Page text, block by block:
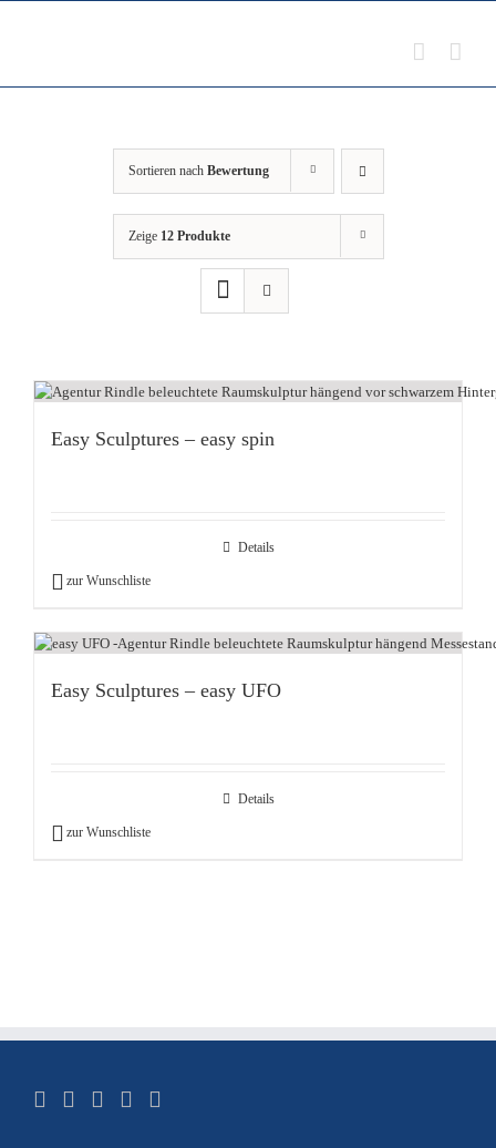
Sortieren nach Bewertung
Zeige 12 Produkte
Easy Sculptures – easy spin
Details
zur Wunschliste
Easy Sculptures – easy UFO
Details
zur Wunschliste